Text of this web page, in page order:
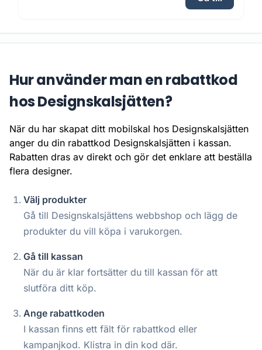
Hur använder man en rabattkod
hos Designskalsjätten?
När du har skapat ditt mobilskal hos Designskalsjätten
anger du din rabattkod Designskalsjätten i kassan.
Rabatten dras av direkt och gör det enklare att beställa
flera designer.
Välj produkter
Gå till Designskalsjättens webbshop och lägg de
produkter du vill köpa i varukorgen.
Gå till kassan
När du är klar fortsätter du till kassan för att
slutföra ditt köp.
Ange rabattkoden
I kassan finns ett fält för rabattkod eller
kampanjkod. Klistra in din kod där.